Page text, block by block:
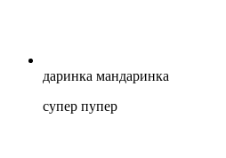
даринка мандаринка
супер пупер